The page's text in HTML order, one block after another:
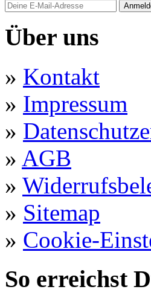
Über uns
» Kontakt
» Impressum
»
» AGB
»
» Sitemap
» Cookie-
So erreichst